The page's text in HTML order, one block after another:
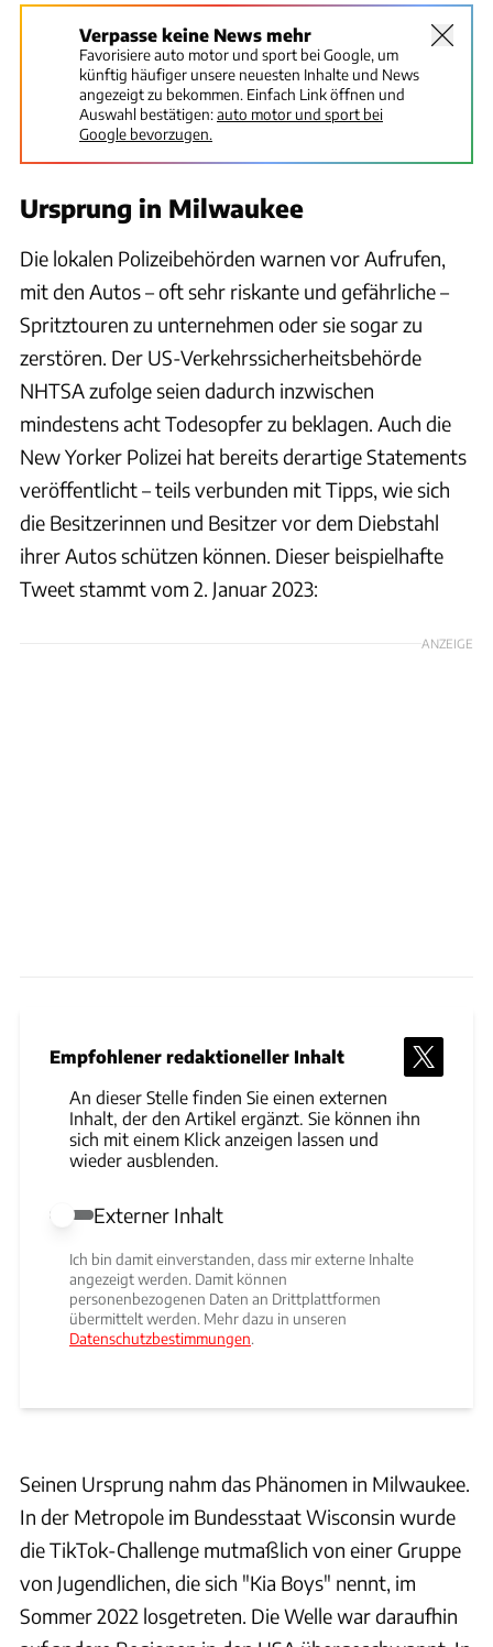
Verpasse keine News mehr
Favorisiere auto motor und sport bei Google, um
künftig häufiger unsere neuesten Inhalte und News
angezeigt zu bekommen. Einfach Link öffnen und
Auswahl bestätigen:auto motor und sport bei
Google bevorzugen.
Ursprung in Milwaukee
Die lokalen Polizeibehörden warnen vor Aufrufen,
mit den Autos – oft sehr riskante und gefährliche –
Spritztouren zu unternehmen oder sie sogar zu
zerstören. Der US-Verkehrssicherheitsbehörde
NHTSA zufolge seien dadurch inzwischen
mindestens acht Todesopfer zu beklagen. Auch die
New Yorker Polizei hat bereits derartige Statements
veröffentlicht – teils verbunden mit Tipps, wie sich
die Besitzerinnen und Besitzer vor dem Diebstahl
ihrer Autos schützen können. Dieser beispielhafte
Tweet stammt vom 2. Januar 2023:
ANZEIGE
Empfohlener redaktioneller Inhalt
An dieser Stelle finden Sie einen externen
Inhalt, der den Artikel ergänzt. Sie können ihn
sich mit einem Klick anzeigen lassen und
wieder ausblenden.
Externer Inhalt erlauben
Externer Inhalt
Ich bin damit einverstanden, dass mir externe Inhalte
angezeigt werden. Damit können
personenbezogenen Daten an Drittplattformen
übermittelt werden. Mehr dazu in unseren
Datenschutzbestimmungen.
Seinen Ursprung nahm das Phänomen in Milwaukee.
In der Metropole im Bundesstaat Wisconsin wurde
die TikTok-Challenge mutmaßlich von einer Gruppe
von Jugendlichen, die sich "Kia Boys" nennt, im
Sommer 2022 losgetreten. Die Welle war daraufhin